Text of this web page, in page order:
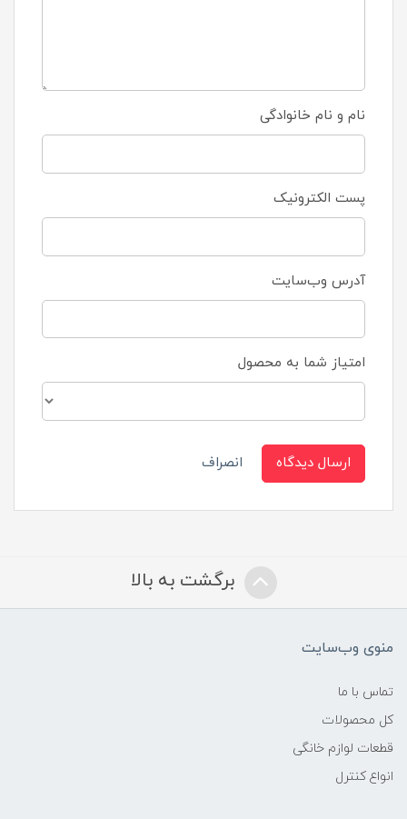
نام و نام خانوادگی
پست الکترونیک
آدرس وب‌سایت
امتیاز شما به محصول
ارسال دیدگاه انصراف
برگشت به بالا
منوی وب‌سایت
تماس با ما
کل محصولات
قطعات لوازم خانگی
انواع کنترل